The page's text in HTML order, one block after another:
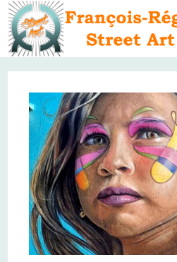
Skip
content